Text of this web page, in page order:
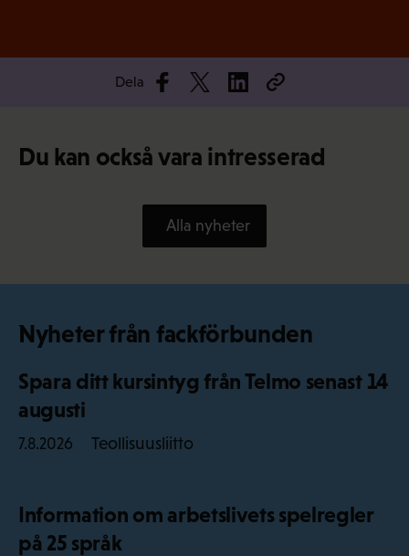
Dela
Du kan också vara intresserad
Alla nyheter
Nyheter från fackförbunden
Spara ditt kursintyg från Telmo senast 14
augusti
7.8.2026 Teollisuusliitto
Information om arbetslivets spelregler
på 25 språk